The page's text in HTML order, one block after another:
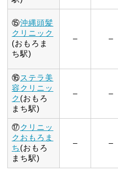
⑮沖縄頭髪
クリニック
(おもろま
ち駅)
– –
⑯ステラ美
容クリニッ
ク (おもろ
まち駅)
– –
⑰クリニッ
クおもろま
ち (おもろ
まち駅)
– –